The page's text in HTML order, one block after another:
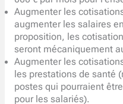
Augmenter les
augmenter les salaires
proposition, les
seront mécaniquement
Augmenter les
les prestations de santé
postes qui pourraient
pour les salariés).